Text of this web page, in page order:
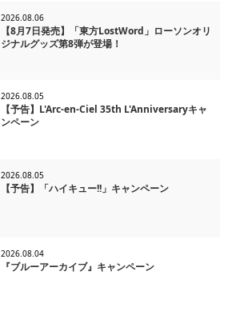
2026.08.06
【8月7日発売】「東方LostWord」ローソンオリ
ジナルグッズ第8弾が登場！
2026.08.05
【予告】L'Arc-en-Ciel 35th L'Anniversaryキャ
ンペーン
2026.08.05
【予告】「ハイキュー!!」キャンペーン
2026.08.04
『ブルーアーカイブ』キャンペーン